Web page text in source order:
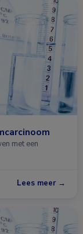
met een
Lees meer →